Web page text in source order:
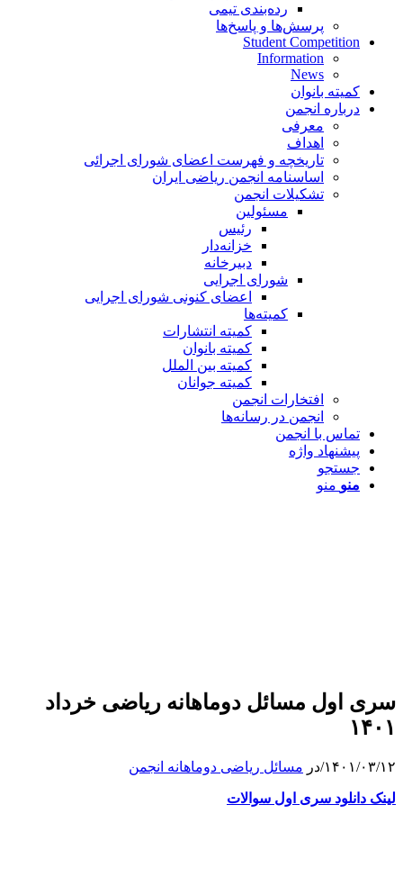
رده‌بندی تیمی
پرسش‌ها و پاسخ‌ها
Student Competition
Information
News
کمیته بانوان
درباره انجمن
معرفی
اهداف
تاریخچه و فهرست اعضای شورای اجرائی
اساسنامه انجمن ریاضی ایران
تشکیلات انجمن
مسئولین
رئیس
خزانه‌دار
دبیرخانه
شورای اجرایی
اعضای کنونی شورای اجرایی
کمیته‌ها
کمیته انتشارات
کمیته بانوان
کمیته بین الملل
کمیته جوانان
افتخارات انجمن
انجمن در رسانه‌ها
تماس با انجمن
پیشنهاد واژه
جستجو
منو منو
سری اول مسائل دوماهانه ریاضی خرداد
۱۴۰۱
۱۴۰۱/۰۳/۱۲/در مسائل ریاضی دوماهانه انجمن
لینک دانلود سری اول سوالات